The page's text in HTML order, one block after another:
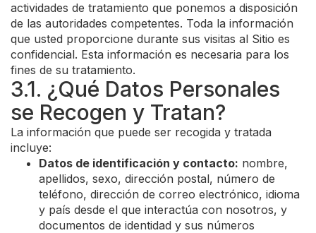
actividades de tratamiento que ponemos a disposición
de las autoridades competentes. Toda la información
que usted proporcione durante sus visitas al Sitio es
confidencial. Esta información es necesaria para los
fines de su tratamiento.
3.1. ¿Qué Datos Personales
se Recogen y Tratan?
La información que puede ser recogida y tratada
incluye:
Datos de identificación y contacto: nombre,
apellidos, sexo, dirección postal, número de
teléfono, dirección de correo electrónico, idioma
y país desde el que interactúa con nosotros, y
documentos de identidad y sus números